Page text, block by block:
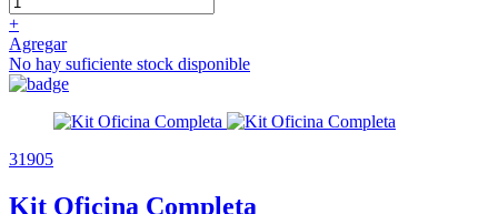
+
Agregar
No hay suficiente stock disponible
31905
Kit Oficina Completa